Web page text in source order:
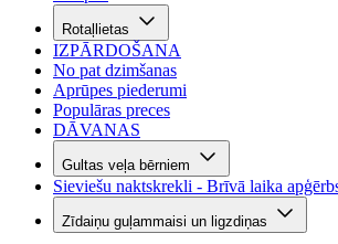
Rotaļlietas
IZPĀRDOŠANA
No pat dzimšanas
Aprūpes piederumi
Populāras preces
DĀVANAS
Gultas veļa bērniem
Sieviešu naktskrekli - Brīvā laika
Zīdaiņu guļammaisi un ligzdiņas